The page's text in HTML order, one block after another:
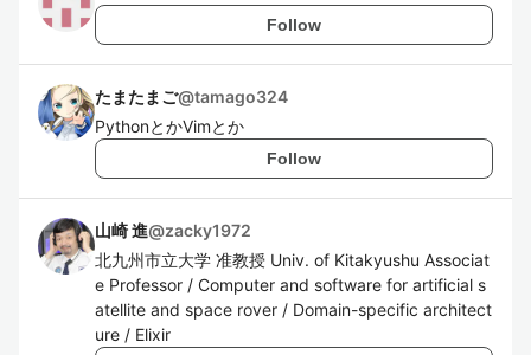
Follow
たまたまご@tamago324
PythonとかVimとか
Follow
山崎 進@zacky1972
北九州市立大学 准教授 Univ. of Kitakyushu Associat
e Professor / Computer and software for artificial s
atellite and space rover / Domain-specific architect
ure / Elixir